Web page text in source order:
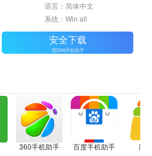
语言：简体中文
系统：Win all
安全下载
需2345手机助手
360手机助手 百度手机助手 应